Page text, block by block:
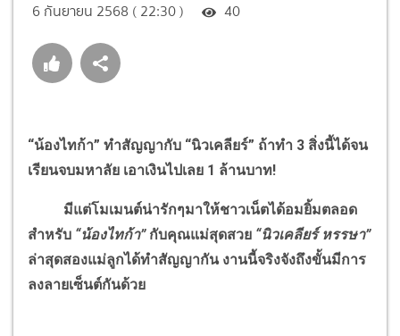
6 กันยายน 2568 ( 22:30 ) 40
“น้องไทก้า” ทำสัญญากับ “นิวเคลียร์” ถ้าทำ 3 สิ่งนี้ได้จน
เรียนจบมหาลัย เอาเงินไปเลย 1 ล้านบาท!
มีแต่โมเมนต์น่ารักๆมาให้ชาวเน็ตได้อมยิ้มตลอด
สำหรับ “น้องไทก้า” กับคุณแม่สุดสวย “นิวเคลียร์ หรรษา”
ล่าสุดสองแม่ลูกได้ทำสัญญากัน งานนี้จริงจังถึงขั้นมีการ
ลงลายเซ็นต์กันด้วย